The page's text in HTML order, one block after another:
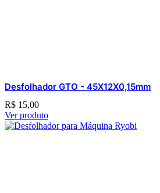
Desfolhador GTO - 45X12X0,15mm
R$ 15,00
Ver produto